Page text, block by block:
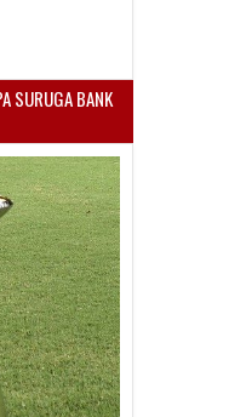
SURUGA BANK